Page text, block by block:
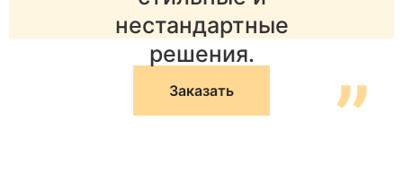
нестандартные
решения.
”
Заказать